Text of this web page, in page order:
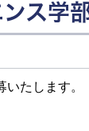
ス学
たします。